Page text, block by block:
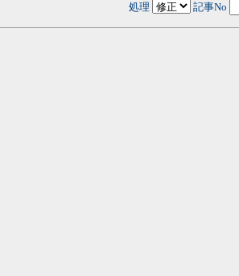
処理
記事No